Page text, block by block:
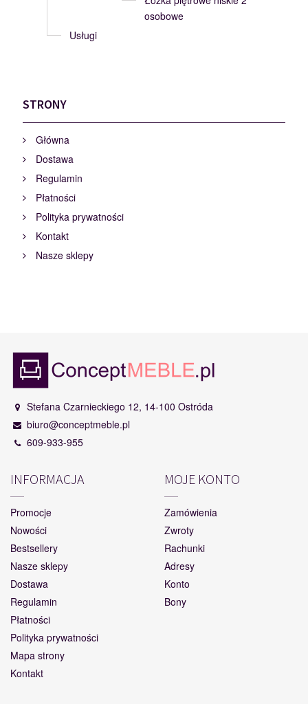
osobowe
Usługi
STRONY
Główna
Dostawa
Regulamin
Płatności
Polityka prywatności
Kontakt
Nasze sklepy
Stefana Czarnieckiego 12, 14-100 Ostróda
biuro@conceptmeble.pl
609-933-955
INFORMACJA
Promocje
Nowości
Bestsellery
Nasze sklepy
Dostawa
Regulamin
Płatności
Polityka prywatności
Mapa strony
Kontakt
MOJE KONTO
Zamówienia
Zwroty
Rachunki
Adresy
Konto
Bony